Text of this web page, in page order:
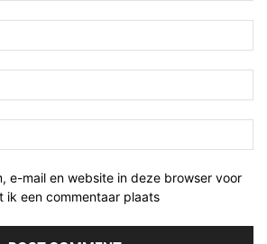
e-mail en website in deze browser voor
ik een commentaar plaats